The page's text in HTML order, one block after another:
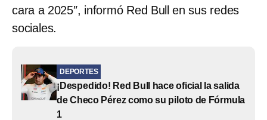
cara a 2025″, informó Red Bull en sus redes
sociales.
DEPORTES
¡Despedido! Red Bull hace oficial la salida
de Checo Pérez como su piloto de Fórmula
1